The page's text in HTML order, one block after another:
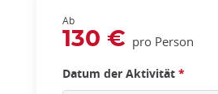
Ab
130 € pro Person
Datum der Aktivität *